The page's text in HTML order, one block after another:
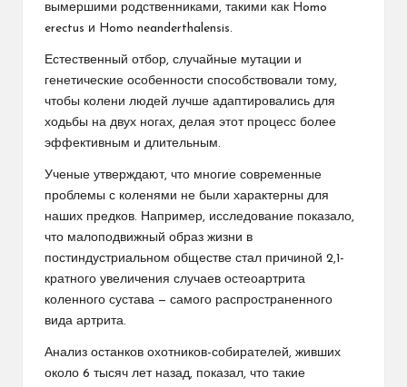
вымершими родственниками, такими как Homo
erectus и Homo neanderthalensis.
Естественный отбор, случайные мутации и
генетические особенности способствовали тому,
чтобы колени людей лучше адаптировались для
ходьбы на двух ногах, делая этот процесс более
эффективным и длительным.
Ученые утверждают, что многие современные
проблемы с коленями не были характерны для
наших предков. Например, исследование показало,
что малоподвижный образ жизни в
постиндустриальном обществе стал причиной 2,1-
кратного увеличения случаев остеоартрита
коленного сустава — самого распространенного
вида артрита.
Анализ останков охотников-собирателей, живших
около 6 тысяч лет назад, показал, что такие